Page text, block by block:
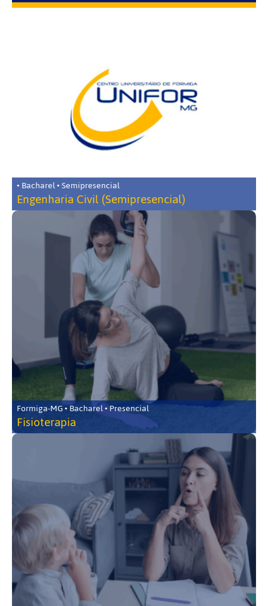
• Bacharel • Semipresencial
Engenharia Civil (Semipresencial)
Formiga-MG • Bacharel • Presencial
Fisioterapia